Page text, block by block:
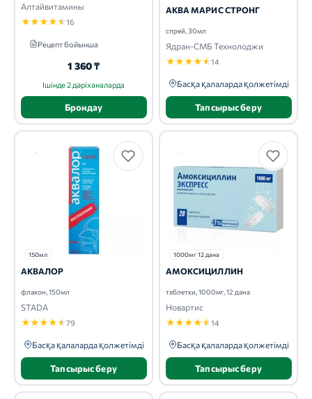
Алтайвитамины
★★★★★16
Рецепт бойынша
1 360 ₸
Ішінде 2 дәріханаларда
Брондау
АКВА МАРИС СТРОНГ
спрей, 30мл
Ядран-СМБ Технолоджи
★★★★★14
Басқа қалаларда қолжетімді
Тапсырыс беру
150мл
АКВАЛОР
флакон, 150мл
STADA
★★★★★79
Басқа қалаларда қолжетімді
Тапсырыс беру
1000мг 12 дана
АМОКСИЦИЛЛИН
таблетки, 1000мг, 12 дана
Новартис
★★★★★14
Басқа қалаларда қолжетімді
Тапсырыс беру